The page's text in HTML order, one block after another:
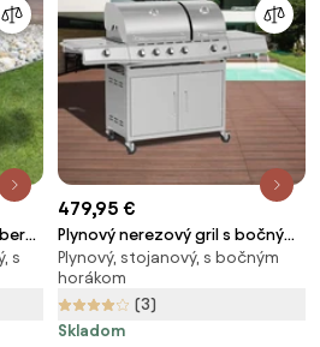
s
479,95 €
Plynový nerezový gril s bočným
+ INFRA horákom Avenberg
LINCOLN
Plynový, stojanový, s bočným
horákom
(3)
Skladom